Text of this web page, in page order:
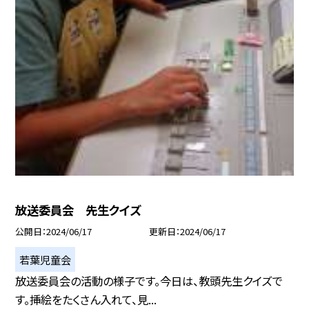
放送委員会 先生クイズ
公開日 2024/06/17 更新日 2024/06/17
若葉児童会
放送委員会の活動の様子です。今日は、教頭先生クイズで
す。挿絵をたくさん入れて、見...